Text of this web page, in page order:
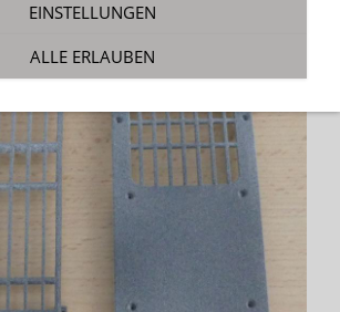
EINSTELLUNGEN
ALLE ERLAUBEN